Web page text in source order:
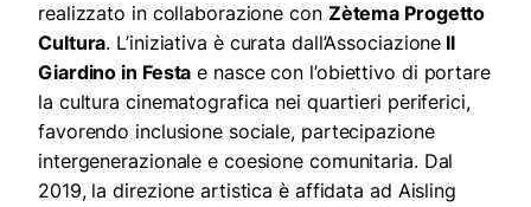
realizzato in collaborazione con Zètema Progetto
Cultura. L’iniziativa è curata dall’Associazione Il
Giardino in Festa e nasce con l’obiettivo di portare
la cultura cinematografica nei quartieri periferici,
favorendo inclusione sociale, partecipazione
intergenerazionale e coesione comunitaria. Dal
2019, la direzione artistica è affidata ad Aisling